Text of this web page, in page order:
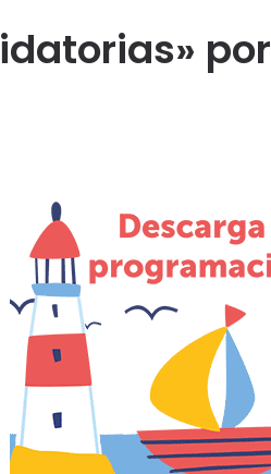
por